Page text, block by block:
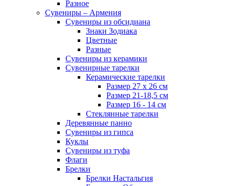
Разное
Сувениры – Армения
Сувениры из обсидиана
Знаки Зодиака
Цветные
Разные
Сувениры из керамики
Сувенирные тарелки
Керамические тарелки
Размер 27 х 26 см
Размер 21-18,5 см
Размер 16 - 14 см
Стеклянные тарелки
Деревянные панно
Сувениры из гипса
Куклы
Сувениры из туфа
Флаги
Брелки
Брелки Настальгия